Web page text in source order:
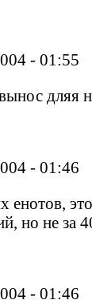
- 01:55
дляя
- 01:46
это
но не за
- 01:46